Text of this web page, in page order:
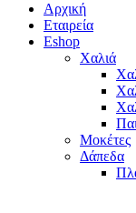
Αρχική
Εταιρεία
Eshop
Χαλιά
Μοκέτες
Δάπεδα